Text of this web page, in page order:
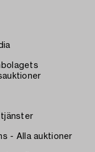
tjänster
- Alla auktioner